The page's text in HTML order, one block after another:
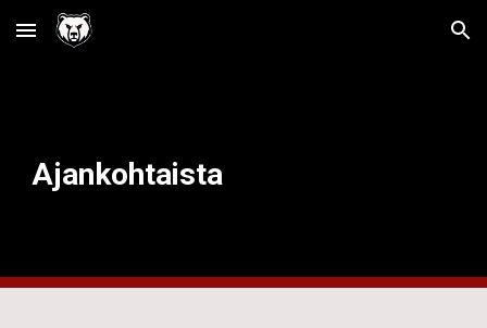
Skip to main content Skip to navigation
Ajankohtaista